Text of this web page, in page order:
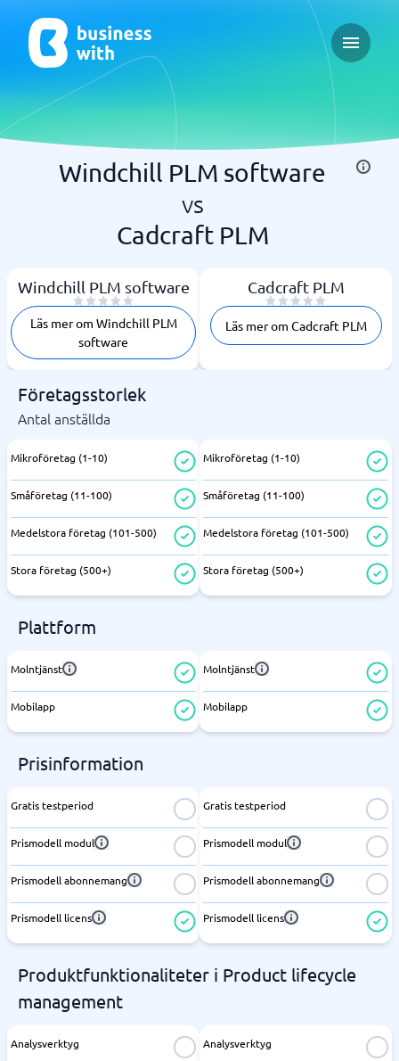
Open
Windchill PLM software
vs
Cadcraft PLM
Windchill PLM software
Läs mer om Windchill PLM
software
Cadcraft PLM
Läs mer om Cadcraft PLM
Företagsstorlek
Antal anställda
Mikroföretag (1-10)
Småföretag (11-100)
Medelstora företag (101-500)
Stora företag (500+)
Mikroföretag (1-10)
Småföretag (11-100)
Medelstora företag (101-500)
Stora företag (500+)
Plattform
Molntjänst
Mobilapp
Molntjänst
Mobilapp
Prisinformation
Gratis testperiod
Prismodell modul
Prismodell abonnemang
Prismodell licens
Gratis testperiod
Prismodell modul
Prismodell abonnemang
Prismodell licens
Produktfunktionaliteter i Product lifecycle
management
Analysverktyg Analysverktyg